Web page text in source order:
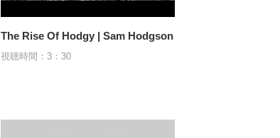
The Rise Of Hodgy | Sam Hodgson
視聴時間：3：30